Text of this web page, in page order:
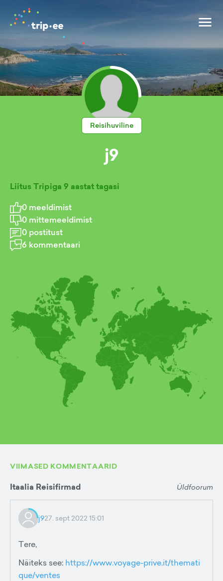
Reisihuviline
j9
Liitus Tripiga 9 aastat tagasi
0 meeldimist
0 mittemeeldimist
0 postitust
6 kommentaari
VIIMASED KOMMENTAARID
Itaalia Reisifirmad Üldfoorum
j927. sept 2022 15:01
Tere,
Näiteks see: https://www.voyage-prive.it/themati
que/ventes